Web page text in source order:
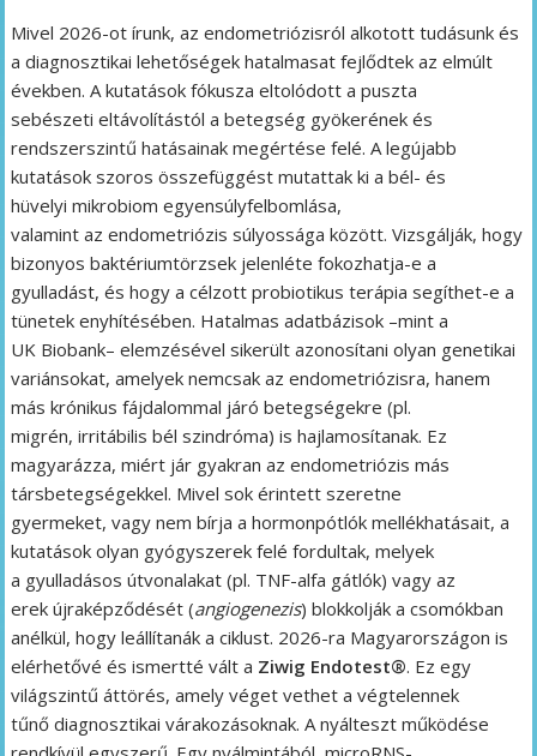
Mivel 2026-ot írunk, az endometriózisról alkotott tudásunk és
a diagnosztikai lehetőségek hatalmasat fejlődtek az elmúlt
években. A kutatások fókusza eltolódott a puszta
sebészeti eltávolítástól a betegség gyökerének és
rendszerszintű hatásainak megértése felé. A legújabb
kutatások szoros összefüggést mutattak ki a bél- és
hüvelyi mikrobiom egyensúlyfelbomlása,
valamint az endometriózis súlyossága között. Vizsgálják, hogy
bizonyos baktériumtörzsek jelenléte fokozhatja-e a
gyulladást, és hogy a célzott probiotikus terápia segíthet-e a
tünetek enyhítésében. Hatalmas adatbázisok –mint a
UK Biobank– elemzésével sikerült azonosítani olyan genetikai
variánsokat, amelyek nemcsak az endometriózisra, hanem
más krónikus fájdalommal járó betegségekre (pl.
migrén, irritábilis bél szindróma) is hajlamosítanak. Ez
magyarázza, miért jár gyakran az endometriózis más
társbetegségekkel. Mivel sok érintett szeretne
gyermeket, vagy nem bírja a hormonpótlók mellékhatásait, a
kutatások olyan gyógyszerek felé fordultak, melyek
a gyulladásos útvonalakat (pl. TNF-alfa gátlók) vagy az
erek újraképződését (angiogenezis) blokkolják a csomókban
anélkül, hogy leállítanák a ciklust. 2026-ra Magyarországon is
elérhetővé és ismertté vált a Ziwig Endotest®. Ez egy
világszintű áttörés, amely véget vethet a végtelennek
tűnő diagnosztikai várakozásoknak. A nyálteszt működése